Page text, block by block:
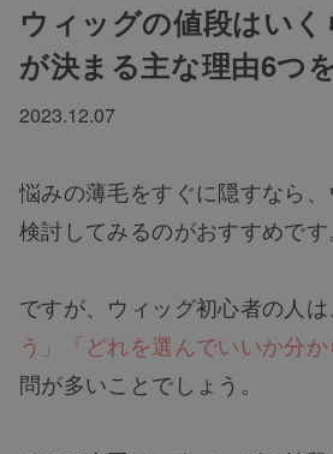
ウィッグの値段はい
が決まる主な理由6つ
2023.12.07
悩みの薄毛をすぐに隠すなら
検討してみるのがおすすめです
ですが、ウィッグ初心者の人は
う」「どれを選んでいいか分か
問が多いことでしょう。